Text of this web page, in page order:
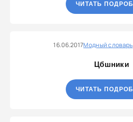
ЧИТАТЬ
16.06.2017Модный словарь
Цбшники
ЧИТАТЬ